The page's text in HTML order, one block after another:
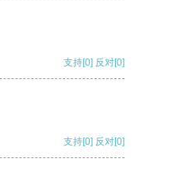
支持[0] 反对[0]
支持[0] 反对[0]